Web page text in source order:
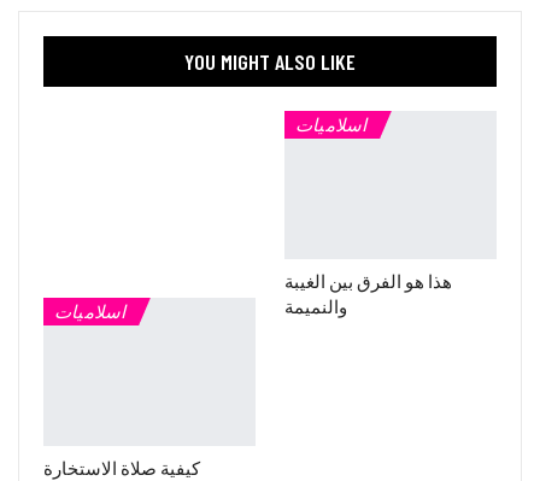
YOU MIGHT ALSO LIKE
اسلاميات
كيفية صلاة الاستخارة
اسلاميات
هذا هو الفرق بين الغيبة
والنميمة